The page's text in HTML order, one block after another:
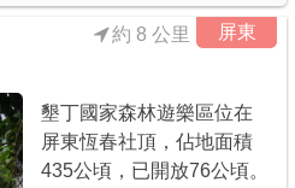
屏東
約 8 公里
墾丁國家森林遊樂區位在
屏東恆春社頂，佔地面積
435公頃，已開放76公頃。